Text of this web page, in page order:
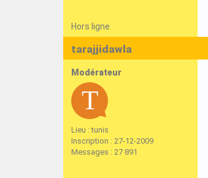
Hors ligne
tarajjidawla
Modérateur
Lieu : tunis
Inscription : 27-12-2009
Messages : 27 891